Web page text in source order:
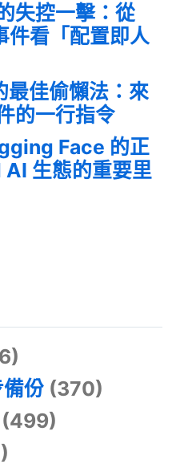
失控一擊：從
看「配置即人
最佳偷懶法：來
的一行指令
Face 的正
生態的重要里
份 (370)
(499)